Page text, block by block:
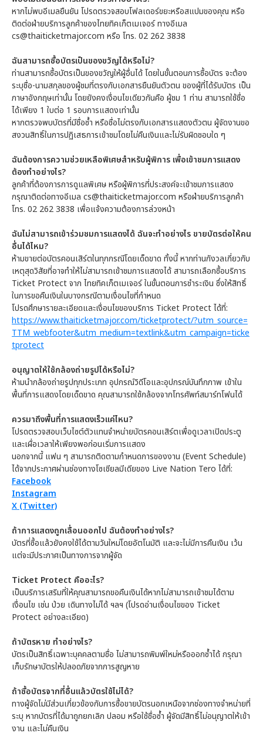
หากไม่พบอีเมลยืนยัน โปรดตรวจสอบโฟลเดอร์ขยะหรือสแปมของคุณ หรือ
ติดต่อฝ่ายบริการลูกค้าของไทยทิคเก็ตเมเจอร์ ทางอีเมล
cs@thaiticketmajor.com หรือ โทร. 02 262 3838
ฉันสามารถซื้อบัตรเป็นของขวัญได้หรือไม่?
ท่านสามารถซื้อบัตรเป็นของขวัญให้ผู้อื่นได้ โดยในขั้นตอนการซื้อบัตร จะต้อง
ระบุชื่อ-นามสกุลของผู้ชมที่ตรงกับเอกสารยืนยันตัวตน ของผู้ที่ได้รับบัตร เป็น
ภาษาอังกฤษเท่านั้น โดยยังคงเงื่อนไขเดียวกันคือ ผู้ชม 1 ท่าน สามารถใช้ชื่อ
ได้เพียง 1 ใบต่อ 1 รอบการแสดงเท่านั้น
หากตรวจพบบัตรที่มีชื่อซ้ำ หรือชื่อไม่ตรงกับเอกสารแสดงตัวตน ผู้จัดงานขอ
สงวนสิทธิ์ในการปฏิเสธการเข้าชมโดยไม่คืนเงินและไม่รับผิดชอบใด ๆ
ฉันต้องการความช่วยเหลือพิเศษสำหรับผู้พิการ เพื่อเข้าชมการแสดง
ต้องทำอย่างไร?
ลูกค้าที่ต้องการการดูแลพิเศษ หรือผู้พิการที่ประสงค์จะเข้าชมการแสดง
กรุณาติดต่อทางอีเมล cs@thaiticketmajor.com หรือฝ่ายบริการลูกค้า
โทร. 02 262 3838 เพื่อแจ้งความต้องการล่วงหน้า
ฉันไม่สามารถเข้าร่วมชมการแสดงได้ ฉันจะทำอย่างไร ขายบัตรต่อให้คน
อื่นได้ไหม?
ห้ามขายต่อบัตรคอนเสิร์ตในทุกกรณีโดยเด็ดขาด ทั้งนี้ หากท่านกังวลเกี่ยวกับ
เหตุสุดวิสัยที่อาจทำให้ไม่สามารถเข้าชมการแสดงได้ สามารถเลือกซื้อบริการ
Ticket Protect จาก ไทยทิคเก็ตเมเจอร์ ในขั้นตอนการชำระเงิน ซึ่งให้สิทธิ์
ในการขอคืนเงินในบางกรณีตามเงื่อนไขที่กำหนด
โปรดศึกษารายละเอียดและเงื่อนไขของบริการ Ticket Protect ได้ที่:
https://www.thaiticketmajor.com/ticketprotect/?utm_source=
TTM_webfooter&utm_medium=textlink&utm_campaign=ticke
tprotect
อนุญาตให้ใช้กล้องถ่ายรูปได้หรือไม่?
ห้ามนำกล้องถ่ายรูปทุกประเภท อุปกรณ์วิดีโอและอุปกรณ์บันทึกภาพ เข้าใน
พื้นที่การแสดงโดยเด็ดขาด คุณสามารถใช้กล้องจากโทรศัพท์สมาร์ทโฟนได้
ควรมาถึงพื้นที่การแสดงเร็วแค่ไหน?
โปรดตรวจสอบเว็บไซต์ตัวแทนจำหน่ายบัตรคอนเสิร์ตเพื่อดูเวลาเปิดประตู
และเผื่อเวลาให้เพียงพอก่อนเริ่มการแสดง
นอกจากนี้ แฟน ๆ สามารถติดตามกำหนดการของงาน (Event Schedule)
ได้จากประกาศผ่านช่องทางโซเชียลมีเดียของ Live Nation Tero ได้ที่:
Facebook
Instagram
X (Twitter)
ถ้าการแสดงถูกเลื่อนออกไป ฉันต้องทำอย่างไร?
บัตรที่ซื้อแล้วยังคงใช้ได้ตามวันใหม่โดยอัตโนมัติ และจะไม่มีการคืนเงิน เว้น
แต่จะมีประกาศเป็นทางการจากผู้จัด
Ticket Protect คืออะไร?
เป็นบริการเสริมที่ให้คุณสามารถขอคืนเงินได้หากไม่สามารถเข้าชมได้ตาม
เงื่อนไข เช่น ป่วย เดินทางไม่ได้ ฯลฯ (โปรดอ่านเงื่อนไขของ Ticket
Protect อย่างละเอียด)
ถ้าบัตรหาย ทำอย่างไร?
บัตรเป็นสิทธิ์เฉพาะบุคคลตามชื่อ ไม่สามารถพิมพ์ใหม่หรือออกซ้ำได้ กรุณา
เก็บรักษาบัตรให้ปลอดภัยจากการสูญหาย
ถ้าซื้อบัตรจากที่อื่นแล้วบัตรใช้ไม่ได้?
ทางผู้จัดไม่มีส่วนเกี่ยวข้องกับการซื้อขายบัตรนอกเหนือจากช่องทางจำหน่ายที่
ระบุ หากบัตรที่ได้มาถูกยกเลิก ปลอม หรือใช้ชื่อซ้ำ ผู้จัดมีสิทธิ์ไม่อนุญาตให้เข้า
งาน และไม่คืนเงิน